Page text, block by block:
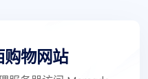
购物网站